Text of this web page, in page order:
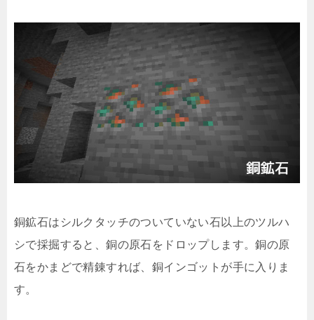
銅鉱石はシルクタッチのついていない石以上のツルハ
シで採掘すると、銅の原石をドロップします。銅の原
石をかまどで精錬すれば、銅インゴットが手に入りま
す。